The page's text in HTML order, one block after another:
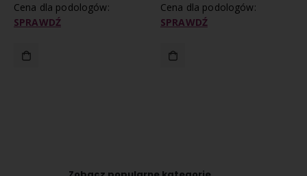
Cena dla podologów:
SPRAWDŹ
Cena dla podologów:
SPRAWDŹ